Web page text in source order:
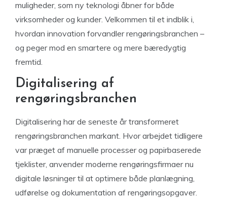
muligheder, som ny teknologi åbner for både
virksomheder og kunder. Velkommen til et indblik i,
hvordan innovation forvandler rengøringsbranchen –
og peger mod en smartere og mere bæredygtig
fremtid.
Digitalisering af
rengøringsbranchen
Digitalisering har de seneste år transformeret
rengøringsbranchen markant. Hvor arbejdet tidligere
var præget af manuelle processer og papirbaserede
tjeklister, anvender moderne rengøringsfirmaer nu
digitale løsninger til at optimere både planlægning,
udførelse og dokumentation af rengøringsopgaver.